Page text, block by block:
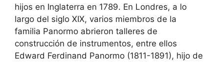
hijos en Inglaterra en 1789. En Londres, a lo
largo del siglo XIX, varios miembros de la
familia Panormo abrieron talleres de
construcción de instrumentos, entre ellos
Edward Ferdinand Panormo (1811-1891), hijo de